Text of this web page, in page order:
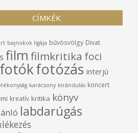
CÍMKÉK
bajnokok ligája bűvösvölgy Divat
film filmkritika foci
fotókfotózás interjú
karácsony kirándulás koncert
kreatív kritika könyv
labdarúgás